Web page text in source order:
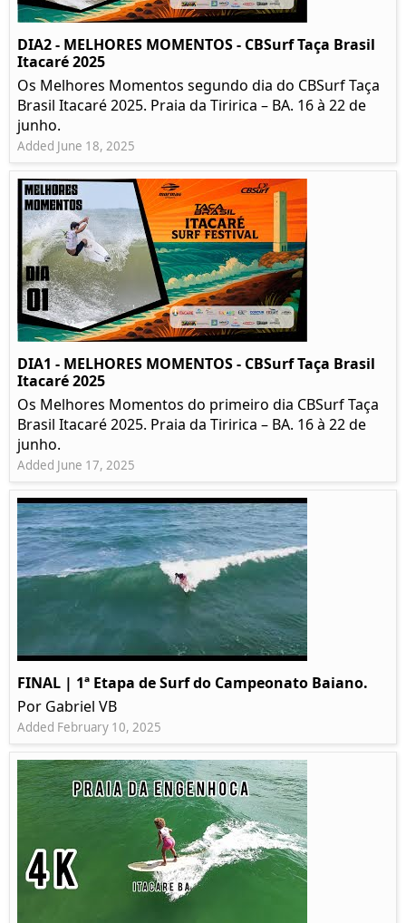
DIA2 - MELHORES MOMENTOS - CBSurf Taça Brasil
Itacaré 2025
Os Melhores Momentos segundo dia do CBSurf Taça
Brasil Itacaré 2025. Praia da Tiririca – BA. 16 à 22 de
junho.
Added June 18, 2025
DIA1 - MELHORES MOMENTOS - CBSurf Taça Brasil
Itacaré 2025
Os Melhores Momentos do primeiro dia CBSurf Taça
Brasil Itacaré 2025. Praia da Tiririca – BA. 16 à 22 de
junho.
Added June 17, 2025
FINAL | 1ª Etapa de Surf do Campeonato Baiano.
Por Gabriel VB
Added February 10, 2025